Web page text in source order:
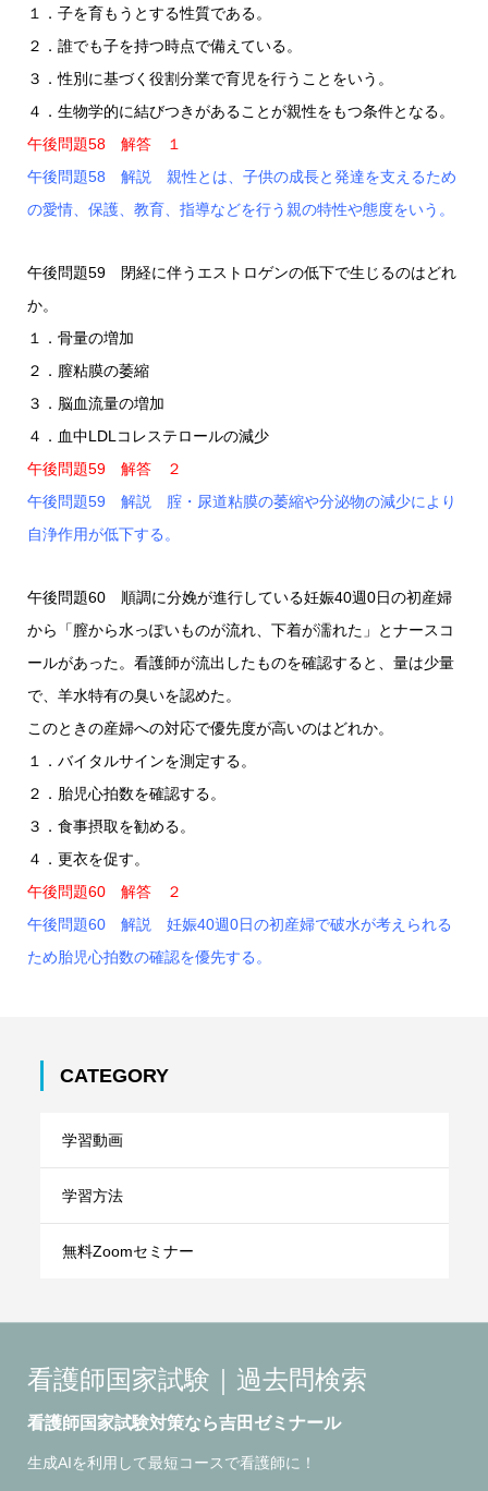
１．子を育もうとする性質である。
２．誰でも子を持つ時点で備えている。
３．性別に基づく役割分業で育児を行うことをいう。
４．生物学的に結びつきがあることが親性をもつ条件となる。
午後問題58 解答 １
午後問題58 解説 親性とは、子供の成長と発達を支えるため
の愛情、保護、教育、指導などを行う親の特性や態度をいう。
午後問題59 閉経に伴うエストロゲンの低下で生じるのはどれ
か。
１．骨量の増加
２．膣粘膜の萎縮
３．脳血流量の増加
４．血中LDLコレステロールの減少
午後問題59 解答 ２
午後問題59 解説 腟・尿道粘膜の萎縮や分泌物の減少により
自浄作用が低下する。
午後問題60 順調に分娩が進行している妊娠40週0日の初産婦
から「膣から水っぽいものが流れ、下着が濡れた」とナースコ
ールがあった。看護師が流出したものを確認すると、量は少量
で、羊水特有の臭いを認めた。
このときの産婦への対応で優先度が高いのはどれか。
１．バイタルサインを測定する。
２．胎児心拍数を確認する。
３．食事摂取を勧める。
４．更衣を促す。
午後問題60 解答 ２
午後問題60 解説 妊娠40週0日の初産婦で破水が考えられる
ため胎児心拍数の確認を優先する。
CATEGORY
学習動画
学習方法
無料Zoomセミナー
看護師国家試験｜過去問検索
看護師国家試験対策なら吉田ゼミナール
生成AIを利用して最短コースで看護師に！